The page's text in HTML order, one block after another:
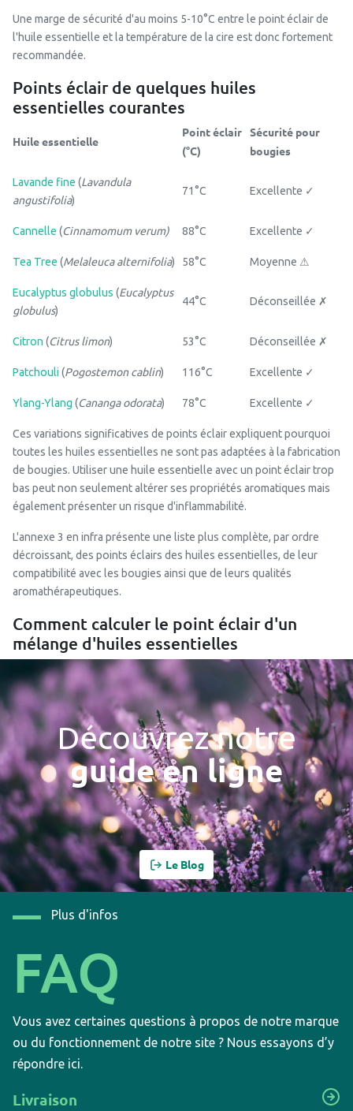
Une marge de sécurité d'au moins 5-10°C entre le point éclair de
l'huile essentielle et la température de la cire est donc fortement
recommandée.
Points éclair de quelques huiles
essentielles courantes
Huile essentielle
Point éclair
(°C)
Sécurité pour
bougies
Lavande fine (Lavandula
angustifolia)
71°C Excellente ✓
Cannelle (Cinnamomum verum) 88°C Excellente ✓
Tea Tree (Melaleuca alternifolia) 58°C Moyenne ⚠
Eucalyptus globulus (Eucalyptus
globulus)
44°C Déconseillée ✗
Citron (Citrus limon) 53°C Déconseillée ✗
Patchouli (Pogostemon cablin) 116°C Excellente ✓
Ylang-Ylang (Cananga odorata) 78°C Excellente ✓
Ces variations significatives de points éclair expliquent pourquoi
toutes les huiles essentielles ne sont pas adaptées à la fabrication
de bougies. Utiliser une huile essentielle avec un point éclair trop
bas peut non seulement altérer ses propriétés aromatiques mais
également présenter un risque d'inflammabilité.
L'annexe 3 en infra présente une liste plus complète, par ordre
décroissant, des points éclairs des huiles essentielles, de leur
compatibilité avec les bougies ainsi que de leurs qualités
aromathérapeutiques.
Comment calculer le point éclair d'un
mélange d'huiles essentielles
Découvrez notre
guide en ligne
Le Blog
Plus d'infos
FAQ
Vous avez certaines questions à propos de notre marque
ou du fonctionnement de notre site ? Nous essayons d’y
répondre ici.
Livraison